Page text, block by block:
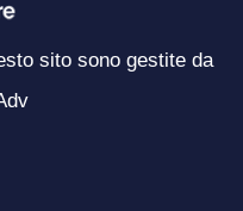
sito sono gestite da